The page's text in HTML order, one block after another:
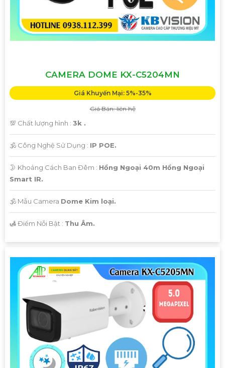
CAMERA DOME KX-C5204MN
Giá Khuyến Mại: 5%-35%
Giá Bán: liên hệ
💯 Chất lượng hình : 3k .
🕉️ Công Nghệ Sử Dụng : IP POE.
🌛 Khoảng Cách Ban Đêm : Hồng Ngoại 40m Hồng Ngoại
Smart IR.
🕉️ Mẫu Camera Dome Kim loại.
️🛃 Điểm Nỗi Bật : Thu Âm.